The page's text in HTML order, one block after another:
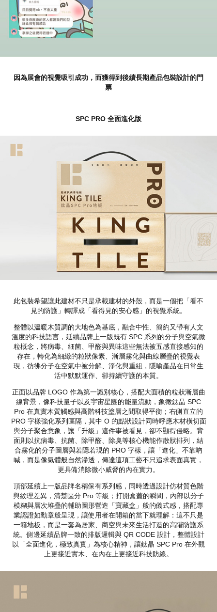
因為展會的視覺吸引成功，而獲得到後續長期產品包裝設計的門
票
SPC PRO 全面進化版
此包裝希望讓此建材不只是承載建材的外殼，而是一個把「看不
見的防護」轉譯成「看得見的安心感」的視覺系統。
整體以溫暖木質調的大地色為基底，融合中性、簡約又帶有人文
溫度的科技語言，延續品牌上一版既有 SPC 系列的分子與空氣微
粒概念，將病毒、細菌、甲醛與異味這些無法被五感直接感知的
存在，轉化為細緻的粒狀像素、漸層霧化與曲線層疊的視覺表
現，彷彿分子在空氣中被分解、淨化與重組，隱喻產品在日常生
活中默默運作、卻持續守護的本質。
正面以品牌 LOGO 作為第一識別核心，搭配大面積的粒狀漸層曲
線背景，像科技量子以及宇宙星團的能量流動，象徵鈦晶 SPC
Pro 在真實木質觸感與高階科技塗層之間取得平衡；右側直立的
PRO 字樣強化系列區隔，其中 O 的點狀設計同時呼應木材橫切面
與分子聚合意象，讓「升級」這件事被看見，卻不顯得侵略。背
面則以抗病毒、抗菌、除甲醛、除臭等核心機能作散狀排列，結
合霧化的分子圖層與若隱若現的 PRO 字樣，讓「進化」不靠吶
喊，而是像氣體般自然滲透，傳達這項工藝不只追求表面真實，
更具備消除微小威脅的內在實力。
頂部延續上一版品牌名稱保有系列感，同時透過設計仿材質色階
與紋理差異，清楚區分 Pro 等級；打開盒蓋的瞬間，內部以分子
模糊與層次堆疊的輔助圖形營造「寶藏盒」般的儀式感，搭配專
業認證如勳章般呈現，讓使用者在開箱的當下就理解：這不只是
一箱地板，而是一套為居家、商空與未來生活打造的高階防護系
統。側邊延續品牌一致的排版邏輯與 QR CODE 設計，整體設計
以「全面進化，極致真實」為核心精神，讓鈦晶 SPC Pro 在外觀
上更接近實木、在內在上更接近科技防線。